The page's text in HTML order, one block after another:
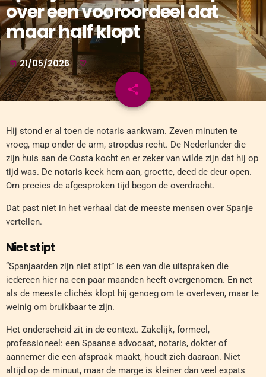
over een vooroordeel dat
maar half klopt
today 21/05/2026
share
email
Hij stond er al toen de notaris aankwam. Zeven minuten te
vroeg, map onder de arm, stropdas recht. De Nederlander die
zijn huis aan de Costa kocht en er zeker van wilde zijn dat hij op
tijd was. De notaris keek hem aan, groette, deed de deur open.
Om precies de afgesproken tijd begon de overdracht.
Dat past niet in het verhaal dat de meeste mensen over Spanje
vertellen.
Niet stipt
“Spanjaarden zijn niet stipt” is een van die uitspraken die
iedereen hier na een paar maanden heeft overgenomen. En net
als de meeste clichés klopt hij genoeg om te overleven, maar te
weinig om bruikbaar te zijn.
Het onderscheid zit in de context. Zakelijk, formeel,
professioneel: een Spaanse advocaat, notaris, dokter of
aannemer die een afspraak maakt, houdt zich daaraan. Niet
altijd op de minuut, maar de marge is kleiner dan veel expats